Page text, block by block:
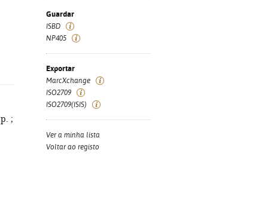
;
Guardar
ISBD
NP405
Exportar
MarcXchange
ISO2709
ISO2709(ISIS)
Ver a minha lista
Voltar ao registo